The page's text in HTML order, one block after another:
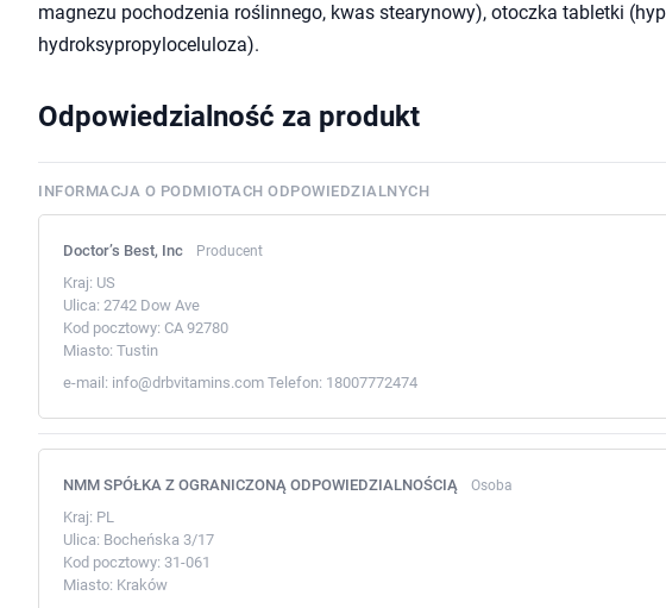
magnezu pochodzenia roślinnego, kwas stearynowy), otoczka tabletki
hydroksypropyloceluloza).
Odpowiedzialność za produkt
INFORMACJA O PODMIOTACH ODPOWIEDZIALNYCH
Doctor’s Best, Inc Producent
Kraj: US
Ulica: 2742 Dow Ave
Kod pocztowy: CA 92780
Miasto: Tustin
e-mail: info@drbvitamins.com Telefon: 18007772474
NMM SPÓŁKA Z OGRANICZONĄ ODPOWIEDZIALNOŚCIĄ Osoba
Kraj: PL
Ulica: Bocheńska 3/17
Kod pocztowy: 31-061
Miasto: Kraków